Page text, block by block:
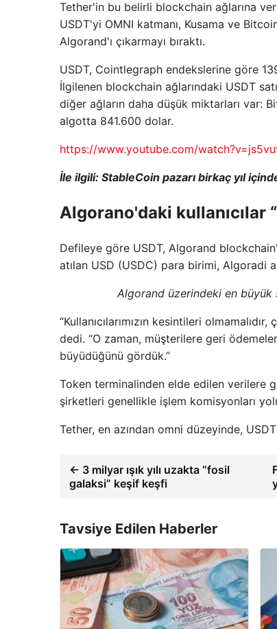
Tether'in bu belirli blockchain ağlarına
USDT'yi OMNI katmanı, Kusama ve
Algorand'ı çıkarmayı bıraktı.
USDT, Cointlegraph endekslerine göre
İlgilenen blockchain ağlarındaki USDT
diğer ağların daha düşük miktarları var:
algotta 841.600 dolar.
https://www.youtube.com/
İle ilgili: StableCoin pazarı birkaç yıl
Algorano'daki kullanıcılar
Defileye göre USDT, Algorand
atılan USD (USDC) para birimi, Algoradi
Algorand üzerindeki en büyük
“Kullanıcılarımızın kesintileri
dedi. “O zaman, müşterilere geri
büyüdüğünü gördük.”
Token terminalinden elde edilen verilere
şirketleri genellikle işlem komisyonları
Tether, en azından omni düzeyinde,
← 3 milyar ışık yılı uzakta “fosil
galaksi” keşif keşfi
Tavsiye Edilen Haberler